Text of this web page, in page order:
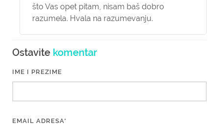
što Vas opet pitam, nisam baš dobro
razumela. Hvala na razumevanju.
Ostavite komentar
IME I PREZIME
EMAIL ADRESA*